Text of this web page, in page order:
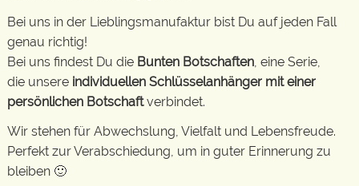
Bei uns in der Lieblingsmanufaktur bist Du auf jeden Fall
genau richtig!
Bei uns findest Du die Bunten Botschaften , eine Serie,
die unsere individuellen Schlüsselanhänger mit einer
persönlichen Botschaftverbindet.
Wir stehen für Abwechslung, Vielfalt und Lebensfreude.
Perfekt zur Verabschiedung, um in guter Erinnerung zu
bleiben 🙂